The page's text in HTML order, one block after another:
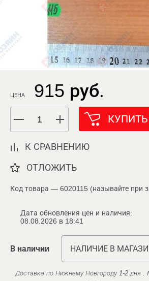
ЦЕНА 915 руб.
КУПИТЬ
К СРАВНЕНИЮ
ОТЛОЖИТЬ
Код товара — 6020115 (называйте при
Дата обновления цен и наличия:
08.08.2026 в 18:41
В наличии НАЛИЧИЕ В
Доставка по Нижнему Новгороду 1-2 дня